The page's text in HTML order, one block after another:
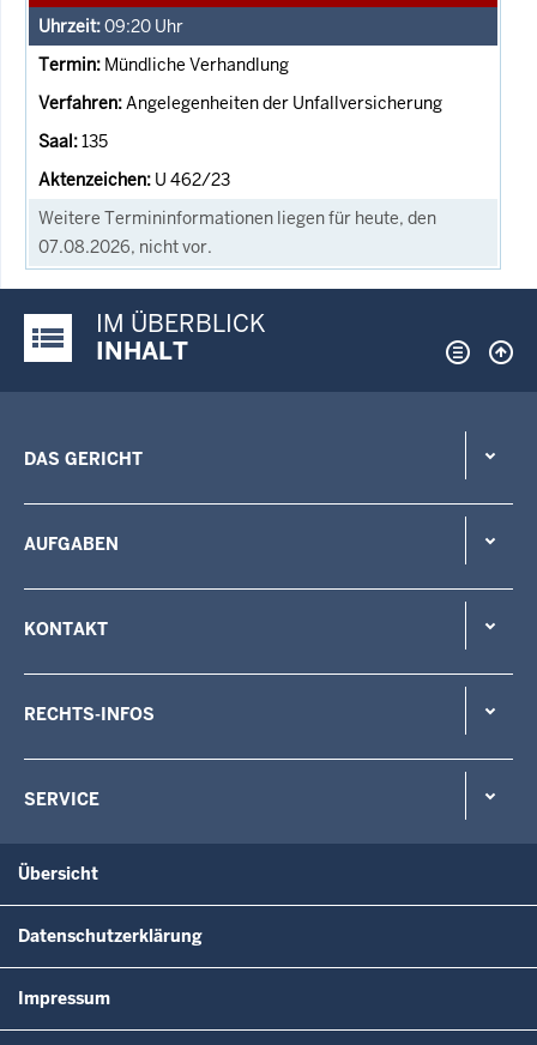
09:20 Uhr
Mündliche Verhandlung
Angelegenheiten der Unfallversicherung
135
U 462/23
Weitere Termininformationen liegen für heute, den
07.08.2026, nicht vor.
Justiz-Portal im Überblick:
IM ÜBERBLICK
INHALT
DAS GERICHT
AUFGABEN
KONTAKT
RECHTS-INFOS
SERVICE
Übersicht
Datenschutzerklärung
Impressum